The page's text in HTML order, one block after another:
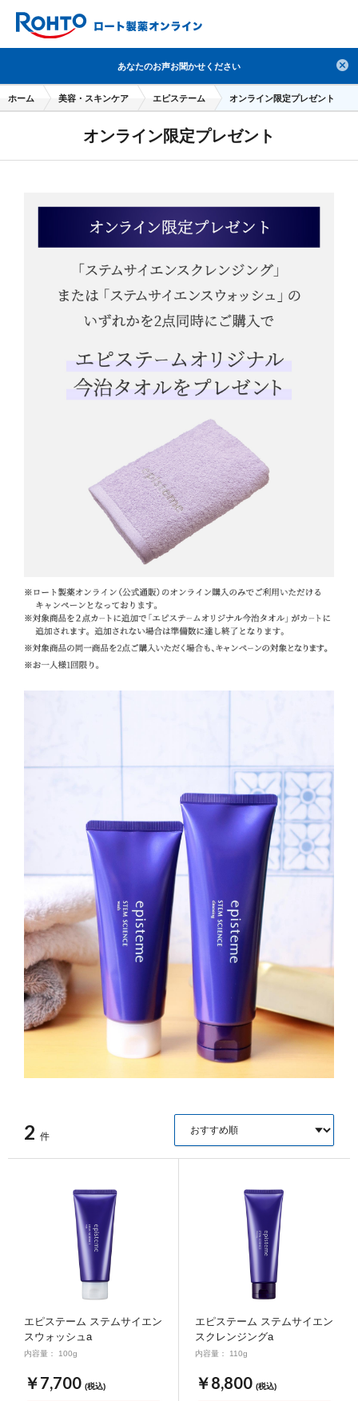
人気のキーワードで検索
目薬 ロートV5 日焼け止め 熱中症対策
セラミド オバジ ダーマセプトRX
ケアセラ 美容サプリメント
ブランドから探す 使用用途から探す
ポイント交換品 を見る お問い合わせ
検索
ログイン / 新規会員登録
∟ 美容サプリメント
美容・スキンケア
∟ スキンケア
∟ 美容サプリメント
お悩み・用途から探す
ブランドから探す
キャンペーンから探す
おトクなロート定期便
ポイントを貯める
読みもの
ジャーナル(美容情報・健康情報・読み物)
スタッフのお気に入り
ご案内
新着情報
ご利用ガイド
サイトマップ
あなたのお声お聞かせください
ホーム 美容・スキンケア エピステーム オンライン限定プレゼント
オンライン限定プレゼント
2 件
エピステーム ステムサイエン
スウォッシュa
内容量： 100g
￥7,700 (税込)
エピステーム ステムサイエン
スクレンジングa
内容量： 110g
￥8,800 (税込)